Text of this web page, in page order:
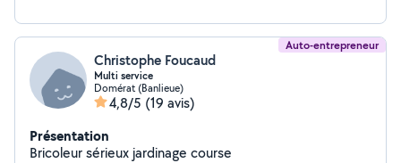
Auto-entrepreneur
Christophe Foucaud
Multi service
Domérat (Banlieue)
4,8/5 (19 avis)
Présentation
Bricoleur sérieux jardinage course